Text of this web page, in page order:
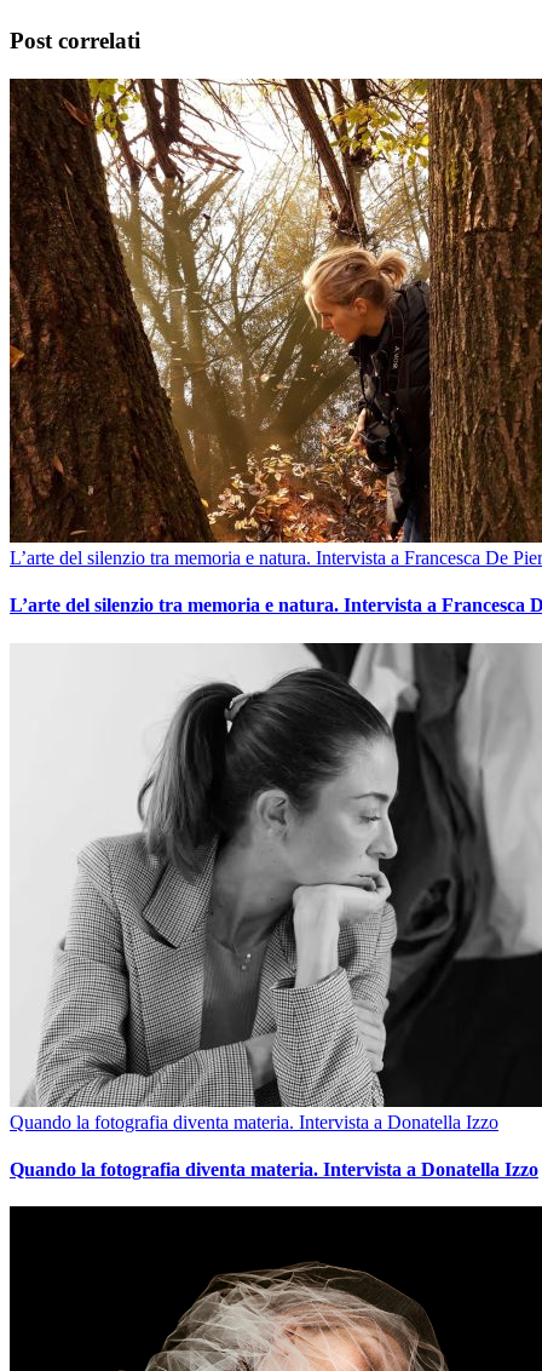
Post correlati
L’arte del silenzio tra memoria e natura. Intervista a Francesca De
L’arte del silenzio tra memoria e natura. Intervista a Francesca
Quando la fotografia diventa materia. Intervista a Donatella Izzo
Quando la fotografia diventa materia. Intervista a Donatella Izzo